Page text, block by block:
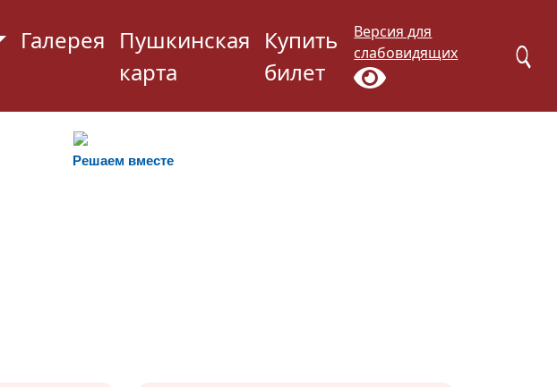
Галерея Пушкинская
карта
Купить
билет
Версия для
слабовидящих
Решаем вместе